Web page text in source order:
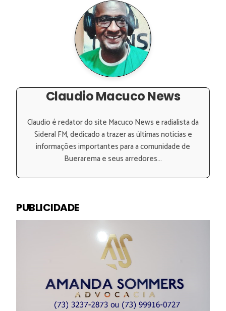
Claudio Macuco News
Claudio é redator do site Macuco News e radialista da
Sideral FM, dedicado a trazer as últimas notícias e
informações importantes para a comunidade de
Buerarema e seus arredores...
PUBLICIDADE